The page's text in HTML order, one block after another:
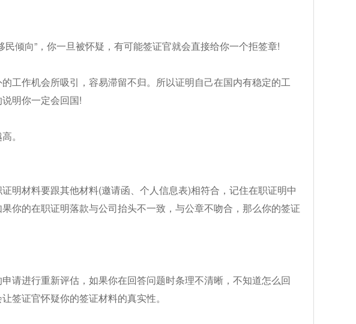
倾向”，你一旦被怀疑，有可能签证官就会直接给你一个拒签章!
工作机会所吸引，容易滞留不归。所以证明自己在国内有稳定的工
明你一定会回国!
。
明材料要跟其他材料(邀请函、个人信息表)相符合，记住在职证明中
你的在职证明落款与公司抬头不一致，与公章不吻合，那么你的签证
请进行重新评估，如果你在回答问题时条理不清晰，不知道怎么回
签证官怀疑你的签证材料的真实性。